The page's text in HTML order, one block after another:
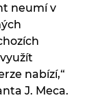
neumí v
nabízí,“
J. Meca.